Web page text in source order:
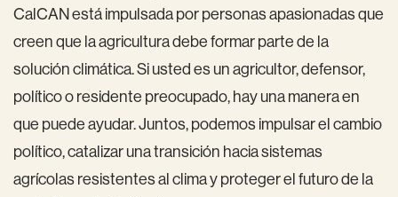
CalCAN está impulsada por personas apasionadas que
creen que la agricultura debe formar parte de la
solución climática. Si usted es un agricultor, defensor,
político o residente preocupado, hay una manera en
que puede ayudar. Juntos, podemos impulsar el cambio
político, catalizar una transición hacia sistemas
agrícolas resistentes al clima y proteger el futuro de la